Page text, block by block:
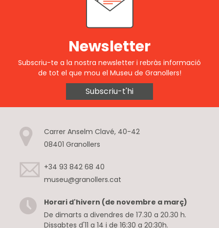
Newsletter
Subscriu-te a la nostra newsletter i rebràs informació
de tot el que mou el Museu de Granollers!
Subscriu-t'hi
Carrer Anselm Clavé, 40-42
08401 Granollers
+34 93 842 68 40
museu@granollers.cat
Horari d'hivern (de novembre a març)
De dimarts a divendres de 17.30 a 20.30 h.
Dissabtes d'11 a 14 i de 16:30 a 20:30h.